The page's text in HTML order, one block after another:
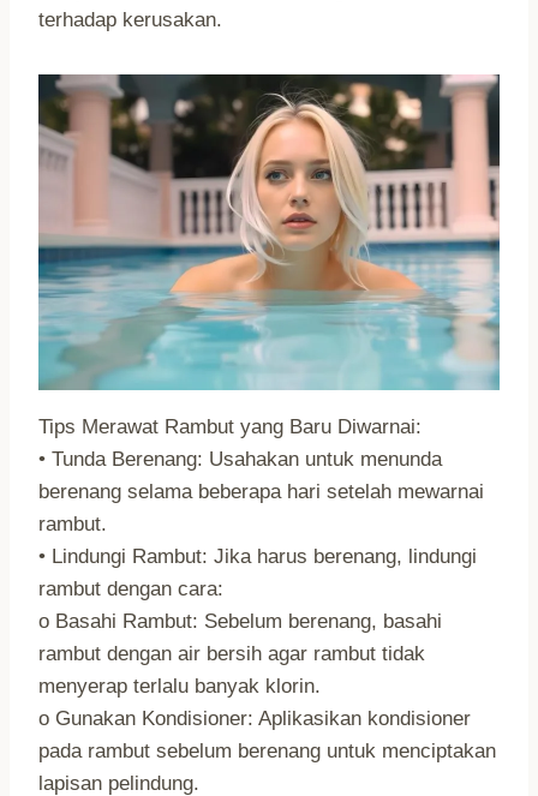
terhadap kerusakan.
Tips Merawat Rambut yang Baru Diwarnai:
• Tunda Berenang: Usahakan untuk menunda
berenang selama beberapa hari setelah mewarnai
rambut.
• Lindungi Rambut: Jika harus berenang, lindungi
rambut dengan cara:
o Basahi Rambut: Sebelum berenang, basahi
rambut dengan air bersih agar rambut tidak
menyerap terlalu banyak klorin.
o Gunakan Kondisioner: Aplikasikan kondisioner
pada rambut sebelum berenang untuk menciptakan
lapisan pelindung.